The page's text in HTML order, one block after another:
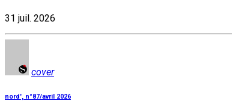
31 juil. 2026
cover
nord', n°87/avril 2026